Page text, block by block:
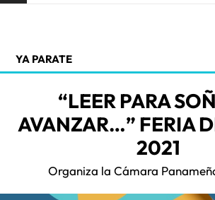
YA PARATE
“LEER PARA
AVANZAR…” FERIA
2021
Organiza la Cámara